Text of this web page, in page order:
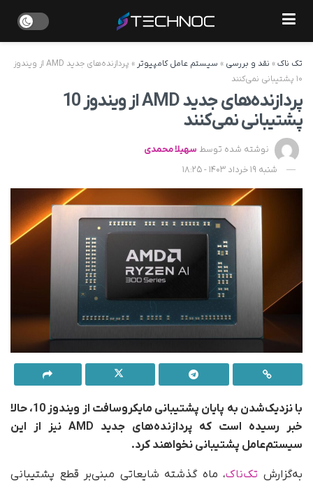
تک ناک» نقد و بررسی » سیستم عامل کامپیوتر »
پردازنده‌های جدید AMD از ویندوز
۱۰ پشتیبانی نمی‌کنند
پردازنده‌های جدید AMD از ویندوز 10
پشتیبانی نمی‌کنند
نوشته شده توسط سهیلا محمدی
شنبه 19 خرداد 1403 - 18:25
با نزدیک‌شدن به پایان پشتیبانی مایکروسافت از ویندوز 10، حالا
خبر رسیده است که پردازنده‌های جدید AMD نیز از این
سیستم‌عامل پشتیبانی نخواهند کرد.
به‌گزارش تک‌ناک، ماه گذشته شایعاتی مبنی‌بر قطع پشتیبانی